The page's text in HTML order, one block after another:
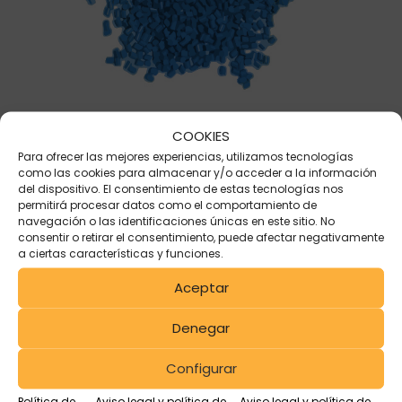
COOKIES
Para ofrecer las mejores experiencias, utilizamos tecnologías
como las cookies para almacenar y/o acceder a la información
del dispositivo. El consentimiento de estas tecnologías nos
permitirá procesar datos como el comportamiento de
navegación o las identificaciones únicas en este sitio. No
consentir o retirar el consentimiento, puede afectar negativamente
a ciertas características y funciones.
Aceptar
Denegar
Configurar
04.
Gestión de plástico.
Realizamos, como parte de nuestra actividad de
recuperación de envases y de gestión de
residuos, la valorización y reciclado de plástico
PEAD, PEBD, PP, etc.La planta de triturado,